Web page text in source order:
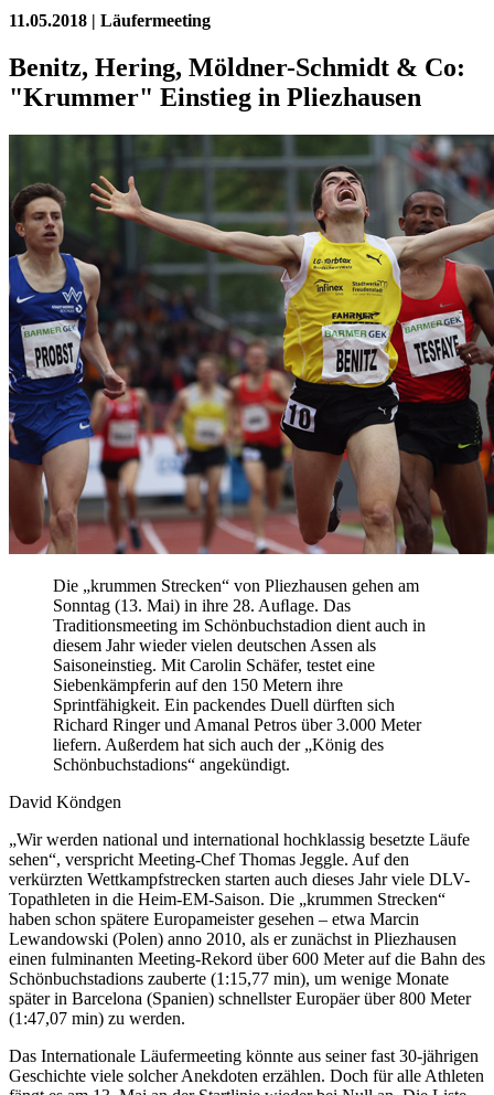
11.05.2018 | Läufermeeting
Benitz, Hering, Möldner-Schmidt & Co:
"Krummer" Einstieg in Pliezhausen
Die „krummen Strecken“ von Pliezhausen gehen am
Sonntag (13. Mai) in ihre 28. Auﬂage. Das
Traditionsmeeting im Schönbuchstadion dient auch in
diesem Jahr wieder vielen deutschen Assen als
Saisoneinstieg. Mit Carolin Schäfer, testet eine
Siebenkämpferin auf den 150 Metern ihre
Sprintfähigkeit. Ein packendes Duell dürften sich
Richard Ringer und Amanal Petros über 3.000 Meter
liefern. Außerdem hat sich auch der „König des
Schönbuchstadions“ angekündigt.
David Köndgen
„Wir werden national und international hochklassig besetzte Läufe
sehen“, verspricht Meeting-Chef Thomas Jeggle. Auf den
verkürzten Wettkampfstrecken starten auch dieses Jahr viele DLV-
Topathleten in die Heim-EM-Saison. Die „krummen Strecken“
haben schon spätere Europameister gesehen – etwa Marcin
Lewandowski (Polen) anno 2010, als er zunächst in Pliezhausen
einen fulminanten Meeting-Rekord über 600 Meter auf die Bahn des
Schönbuchstadions zauberte (1:15,77 min), um wenige Monate
später in Barcelona (Spanien) schnellster Europäer über 800 Meter
(1:47,07 min) zu werden.
Das Internationale Läufermeeting könnte aus seiner fast 30-jährigen
Geschichte viele solcher Anekdoten erzählen. Doch für alle Athleten